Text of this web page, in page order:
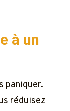
à un
paniquer.
réduisez